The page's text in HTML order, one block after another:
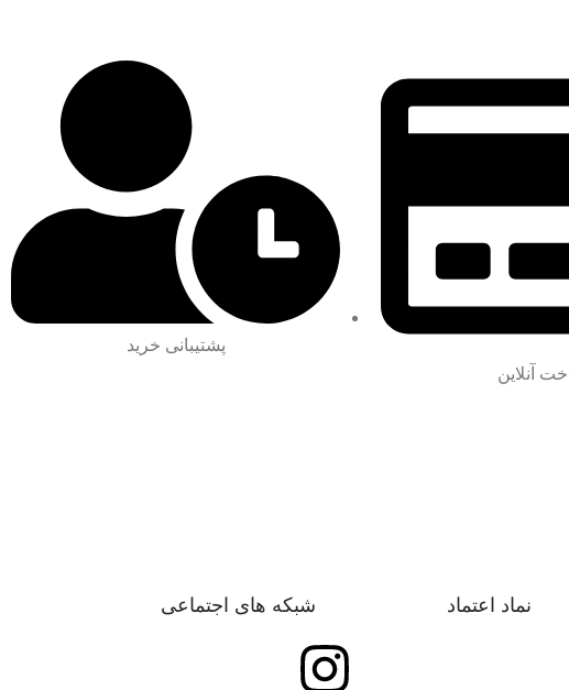
آنلاین
پشتیبانی خرید
نماد اعتماد شبکه های اجتماعی